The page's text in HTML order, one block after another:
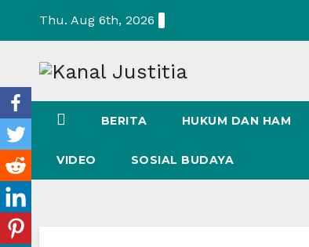
Thu. Aug 6th, 2026
BERITA HUKUM DAN HAM
VIDEO SOSIAL BUDAYA